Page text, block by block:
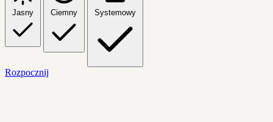
Jasny Ciemny Systemowy
Rozpocznij